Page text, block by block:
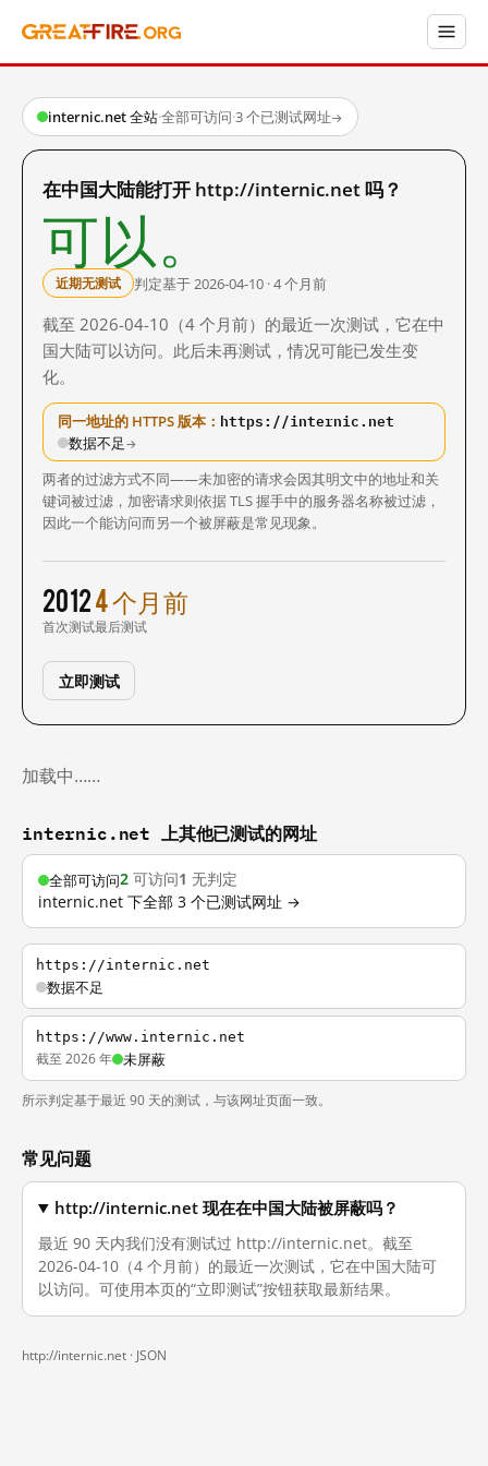
internic.net 全站·全部可访问·3 个已测试网址→
在中国大陆能打开 http://internic.net 吗？
可以。
近期无测试 判定基于 2026-04-10 · 4 个月前
截至 2026-04-10（4 个月前）的最近一次测试，它在中
国大陆可以访问。此后未再测试，情况可能已发生变
化。
同一地址的 HTTPS 版本： https://internic.net
数据不足 →
两者的过滤方式不同——未加密的请求会因其明文中的地址和关
键词被过滤，加密请求则依据 TLS 握手中的服务器名称被过滤，
因此一个能访问而另一个被屏蔽是常见现象。
2012
首次测试
4 个月前
最后测试
立即测试
加载中……
internic.net 上其他已测试的网址
全部可访问2 可访问1 无判定
internic.net 下全部 3 个已测试网址 →
https://internic.net
数据不足
https://www.internic.net
截至 2026 年 未屏蔽
所示判定基于最近 90 天的测试，与该网址页面一致。
常见问题
http://internic.net 现在在中国大陆被屏蔽吗？
最近 90 天内我们没有测试过 http://internic.net。截至
2026-04-10（4 个月前）的最近一次测试，它在中国大陆可
以访问。可使用本页的“立即测试”按钮获取最新结果。
http://internic.net · JSON